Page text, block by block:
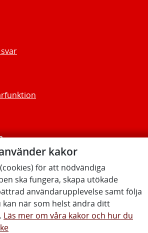
kakor
för att nödvändiga
ska fungera, skapa utökade
användarupplevelse samt följa
kan när som helst ändra ditt
Läs mer om våra kakor och hur du